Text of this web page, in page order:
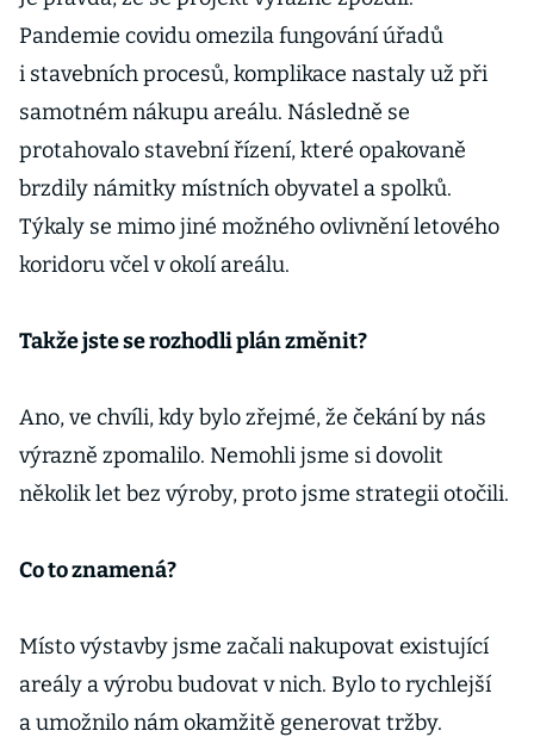
Pandemie covidu omezila fungování úřadů
i stavebních procesů, komplikace nastaly už při
samotném nákupu areálu. Následně se
protahovalo stavební řízení, které opakovaně
brzdily námitky místních obyvatel a spolků.
Týkaly se mimo jiné možného ovlivnění letového
koridoru včel v okolí areálu.
Takže jste se rozhodli plán změnit?
Ano, ve chvíli, kdy bylo zřejmé, že čekání by nás
výrazně zpomalilo. Nemohli jsme si dovolit
několik let bez výroby, proto jsme strategii otočili.
Co to znamená?
Místo výstavby jsme začali nakupovat existující
areály a výrobu budovat v nich. Bylo to rychlejší
a umožnilo nám okamžitě generovat tržby.